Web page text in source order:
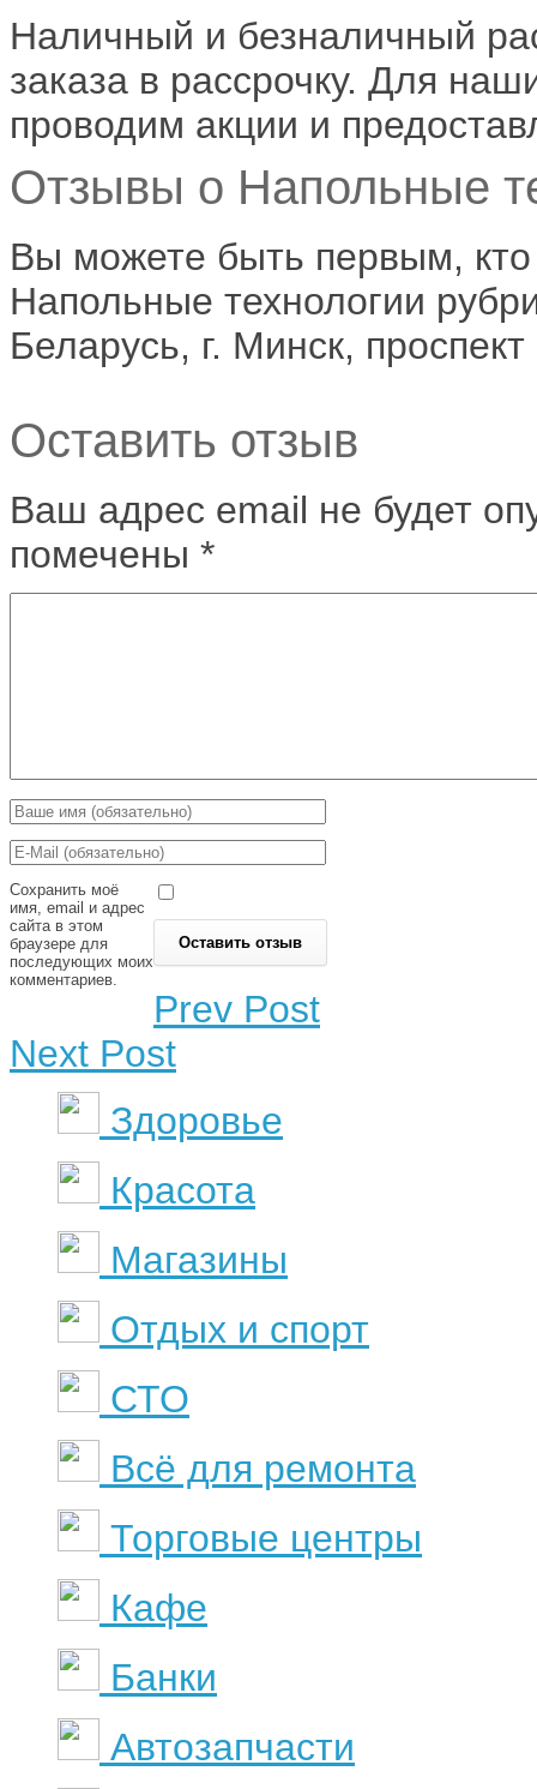
Наличный и безналичный
заказа в рассрочку. Для
проводим акции и
Отзывы о Напольные
Вы можете быть первым,
Напольные технологии
Беларусь, г. Минск,
Оставить отзыв
Ваш адрес email не будет
помечены *
Сохранить моё
имя, email и адрес
сайта в этом
браузере для
последующих моих
комментариев.
Prev Post
Next Post
Здоровье
Красота
Магазины
Отдых и спорт
СТО
Всё для ремонта
Торговые центры
Кафе
Банки
Автозапчасти